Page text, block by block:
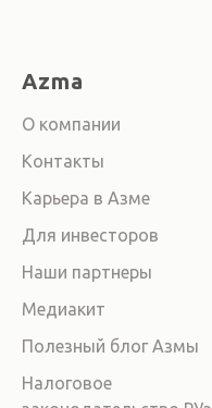
Azma
О компании
Контакты
Карьера в Азме
Для инвесторов
Наши партнеры
Медиакит
Полезный блог Азмы
Налоговое